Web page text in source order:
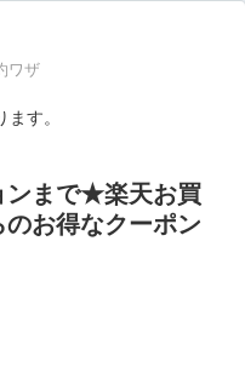
ワザ
す。
ンまで★楽天お買
お得なクーポン